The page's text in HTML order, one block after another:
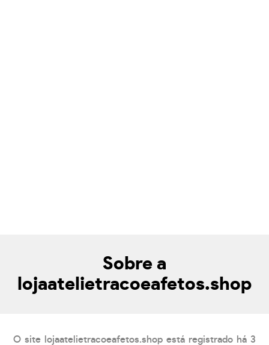
Sobre a
lojaatelietracoeafetos.shop
O site lojaatelietracoeafetos.shop está registrado há 3